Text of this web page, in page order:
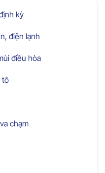
kỳ
điện lạnh
điều hòa
tô
chạm